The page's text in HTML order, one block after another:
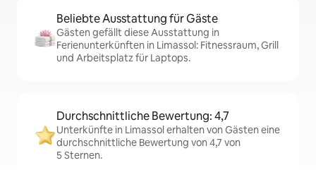
Beliebte Ausstattung für Gäste
Gästen gefällt diese Ausstattung in
Ferienunterkünften in Limassol: Fitnessraum, Grill
und Arbeitsplatz für Laptops.
Durchschnittliche Bewertung: 4,7
Unterkünfte in Limassol erhalten von Gästen eine
durchschnittliche Bewertung von 4,7 von
5 Sternen.